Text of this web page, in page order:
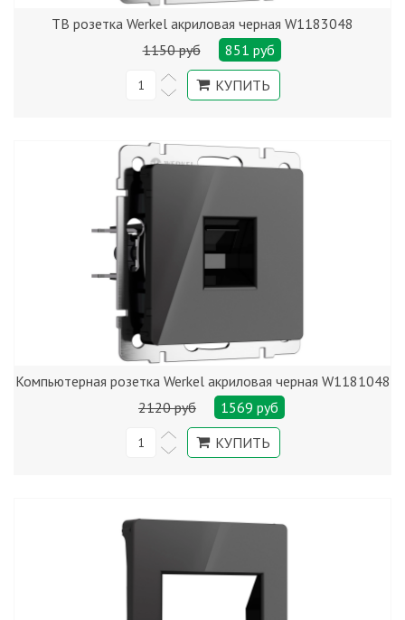
ТВ розетка Werkel акриловая черная W1183048
1150 руб
851 руб
Компьютерная розетка Werkel акриловая черная W1181048
2120 руб
1569 руб